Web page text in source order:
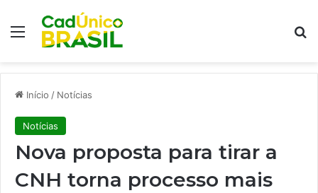
Menu
Início / Notícias
Notícias
Nova proposta para tirar a
CNH torna processo mais